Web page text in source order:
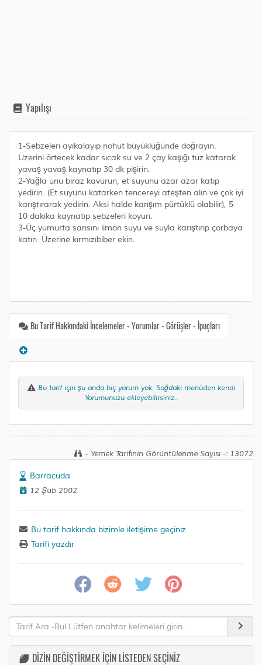
Yapılışı
1-Sebzeleri ayıkalayıp nohut büyüklüğünde doğrayın.
Üzerini örtecek kadar sıcak su ve 2 çay kaşığı tuz katarak
yavaş yavaş kaynatıp 30 dk pişirin.
2-Yağla unu biraz kavurun, et suyunu azar azar katıp
yedirin. (Et suyunu katarken tencereyi ateşten alın ve çok iyi
karıştırarak yedirin. Aksi halde karışım pürtüklü olabilir), 5-
10 dakika kaynatıp sebzeleri koyun.
3-Üç yumurta sarısını limon suyu ve suyla karıştırıp çorbaya
katın. Üzerine kırmızıbiber ekin.
Bu Tarif Hakkındaki İncelemeler - Yorumlar - Görüşler - İpuçları
Bu tarif için şu anda hiç yorum yok. Sağdaki menüden kendi
Yorumunuzu ekleyebilirsiniz..
- Yemek Tarifinin Görüntülenme Sayısı -: 13072
Barracuda
12 Şub 2002
Bu tarif hakkında bizimle iletişime geçiniz
Tarifi yazdır
DİZİN DEĞİŞTİRMEK İÇİN LİSTEDEN SEÇİNİZ